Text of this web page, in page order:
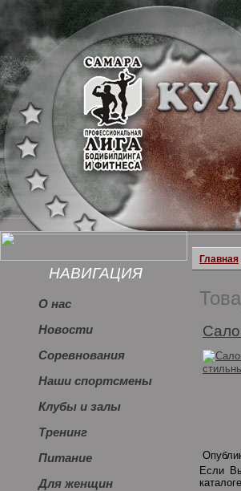
НАВИГАЦИЯ
О нас
Новости
Соревнования
Наши спортсмены
Клубы и залы
Тренинг
Питание
Для женщин
Главная
Если